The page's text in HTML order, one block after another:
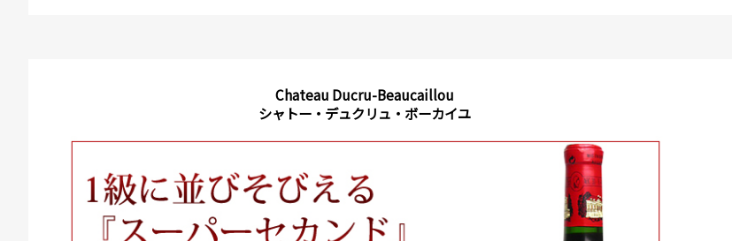
Chateau Ducru-Beaucaillou
シャトー・デュクリュ・ボーカイユ